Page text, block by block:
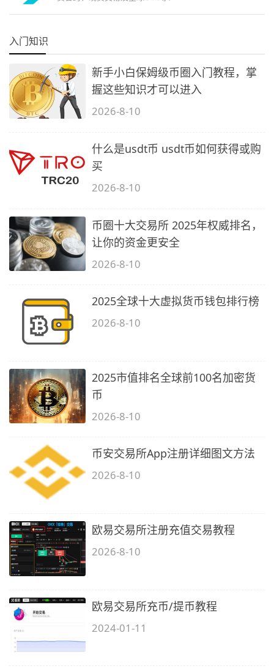
入门知识
新手小白保姆级币圈入门教程，掌
握这些知识才可以进入
2026-8-10
什么是usdt币 usdt币如何获得或购
买
2026-8-10
币圈十大交易所 2025年权威排名，
让你的资金更安全
2026-8-10
2025全球十大虚拟货币钱包排行榜
2026-8-10
2025市值排名全球前100名加密货
币
2026-8-10
币安交易所App注册详细图文方法
2026-8-10
欧易交易所注册充值交易教程
2026-8-10
欧易交易所充币/提币教程
2024-01-11